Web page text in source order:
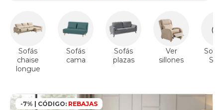
Sofás
chaise
longue
Sofás
cama
Sofás
plazas
Ver
sillones
-7% | CÓDIGO: REBAJAS